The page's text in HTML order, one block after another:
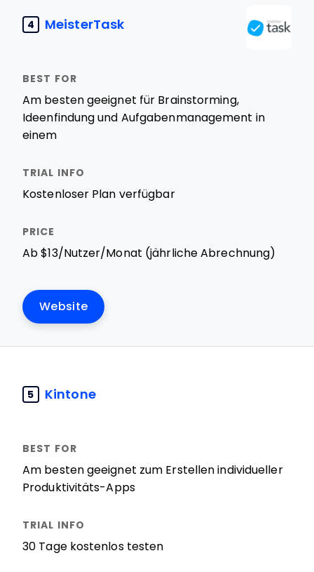
4 MeisterTask
Am besten geeignet für Brainstorming,
Ideenfindung und Aufgabenmanagement in
einem
Kostenloser Plan verfügbar
Ab $13/Nutzer/Monat (jährliche Abrechnung)
Website
5 Kintone
Am besten geeignet zum Erstellen individueller
Produktivitäts-Apps
30 Tage kostenlos testen